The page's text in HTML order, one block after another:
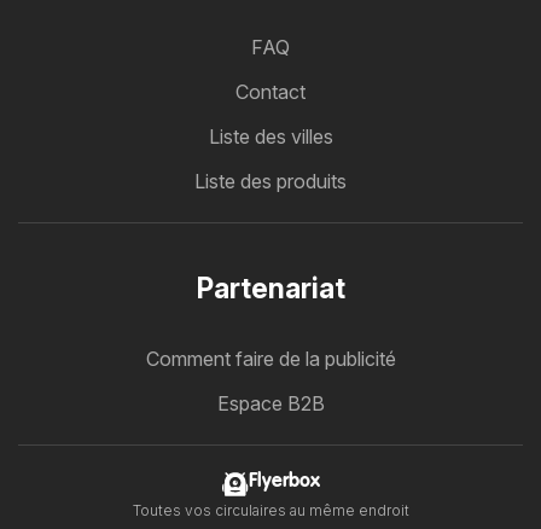
FAQ
Contact
Liste des villes
Liste des produits
Partenariat
Comment faire de la publicité
Espace B2B
Flyerbox
Toutes vos circulaires au même endroit